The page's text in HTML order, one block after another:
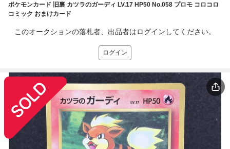
ポケモンカード 旧裏 カツラのガーディ LV.17 HP50 No.058 プロモ コロコロ
コミック おまけカード
このオークションの落札者、出品者はログインしてください。
ログイン